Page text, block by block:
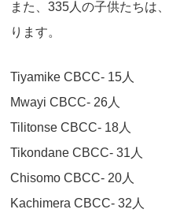
また、335人の子供たちは
ります。
Tiyamike CBCC- 15人
Mwayi CBCC- 26人
Tilitonse CBCC- 18人
Tikondane CBCC- 31人
Chisomo CBCC- 20人
Kachimera CBCC- 32人